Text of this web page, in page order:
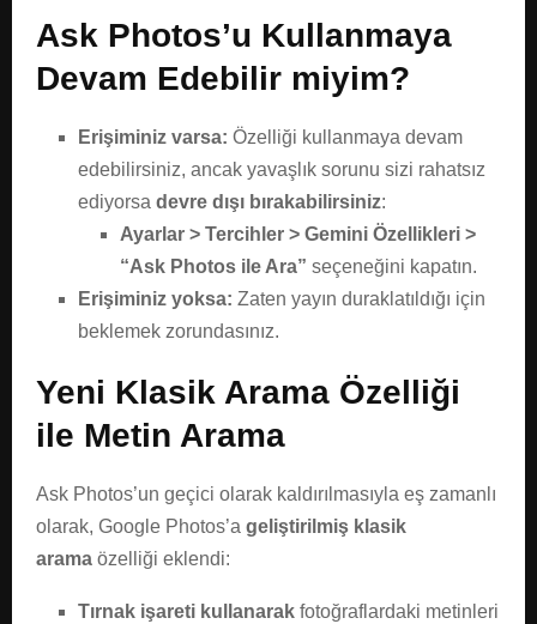
Ask Photos’u Kullanmaya
Devam Edebilir miyim?
Erişiminiz varsa: Özelliği kullanmaya devam
edebilirsiniz, ancak yavaşlık sorunu sizi rahatsız
ediyorsa devre dışı bırakabilirsiniz:
Ayarlar > Tercihler > Gemini Özellikleri >
“Ask Photos ile Ara” seçeneğini kapatın.
Erişiminiz yoksa: Zaten yayın duraklatıldığı için
beklemek zorundasınız.
Yeni Klasik Arama Özelliği
ile Metin Arama
Ask Photos’un geçici olarak kaldırılmasıyla eş zamanlı
olarak, Google Photos’a geliştirilmiş klasik
arama özelliği eklendi:
Tırnak işareti kullanarak fotoğraflardaki metinleri